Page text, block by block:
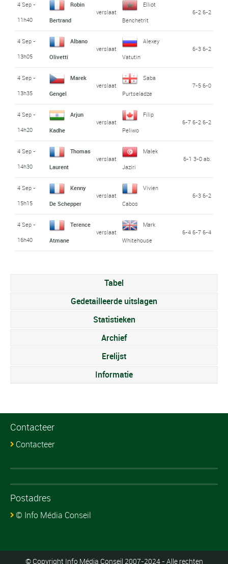
4 Sep -
11h40
Robin
Bertrand
verslaat
Elliot
Benchetrit
6-2 6-2
4 Sep -
13h05
Albano
Olivetti
verslaat
Alexey
Vatutin
6-3 6-2
4 Sep -
13h35
Marek
Gengel
verslaat
Saba
Purtseladze
7-5 6-0
4 Sep -
14h20
Arjun
Kadhe
verslaat
Filip
Peliwo
6-7 6-2 6-2
4 Sep -
14h30
Thomas
Laurent
verslaat
Malek
Jaziri
6-1 3-0 ab.
4 Sep -
15h15
Kenny
De Schepper
verslaat
Vivien
Cabos
6-3 6-2
4 Sep -
16h40
Terence
Atmane
verslaat
Mark
Whitehouse
6-4 6-7 6-4
Tabel
Gedetailleerde uitslagen
Statistieken
Archief
Erelijst
Informatie
Contacteer
Contacteer
Postadres
© Info Média Conseil
© Copyright Info Média Conseil 2007-2024 - Alle rechten